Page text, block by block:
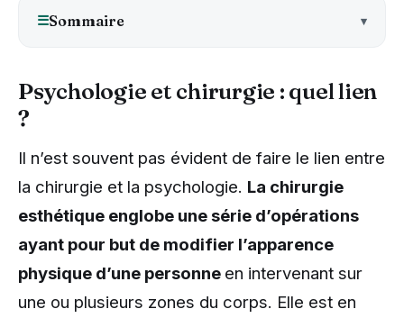
☰Sommaire
Psychologie et chirurgie : quel lien
?
Il n’est souvent pas évident de faire le lien entre
la chirurgie et la psychologie. La chirurgie
esthétique englobe une série d’opérations
ayant pour but de modifier l’apparence
physique d’une personne en intervenant sur
une ou plusieurs zones du corps. Elle est en